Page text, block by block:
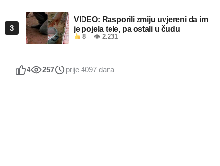
3
VIDEO: Rasporili zmiju uvjereni da im
je pojela tele, pa ostali u čudu
8 👁 2.231
4 257 prije 4097 dana